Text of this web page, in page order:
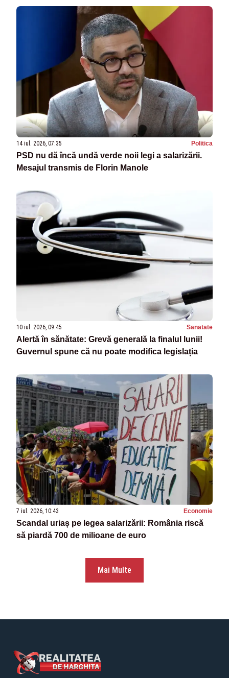
14 iul. 2026, 07:35 Politica
PSD nu dă încă undă verde noii legi a salarizării.
Mesajul transmis de Florin Manole
10 iul. 2026, 09:45 Sanatate
Alertă în sănătate: Grevă generală la finalul lunii!
Guvernul spune că nu poate modifica legislația
7 iul. 2026, 10:43 Economie
Scandal uriaș pe legea salarizării: România riscă
să piardă 700 de milioane de euro
Mai Multe